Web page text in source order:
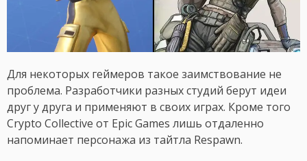
Для некоторых геймеров такое заимствование не
проблема. Разработчики разных студий берут идеи
друг у друга и применяют в своих играх. Кроме того
Crypto Collective от Epic Games лишь отдаленно
напоминает персонажа из тайтла Respawn.